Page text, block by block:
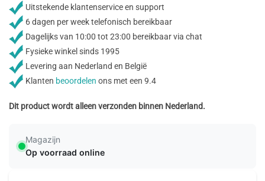
Uitstekende klantenservice en support
6 dagen per week telefonisch bereikbaar
Dagelijks van 10:00 tot 23:00 bereikbaar via chat
Fysieke winkel sinds 1995
Levering aan Nederland en België
Klanten beoordelen ons met een 9.4
Dit product wordt alleen verzonden binnen Nederland.
Magazijn
Op voorraad online